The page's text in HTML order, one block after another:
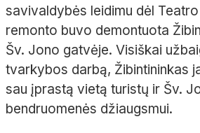
savivaldybės leidimu dėl
remonto buvo demontuota
Šv. Jono gatvėje. Visiškai
tvarkybos darbą, Žibintininkas
sau įprastą vietą turistų ir Šv.
bendruomenės džiaugsmui.